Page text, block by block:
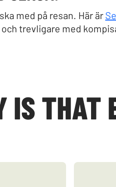
med på resan. Här är
trevligare med
IS THAT